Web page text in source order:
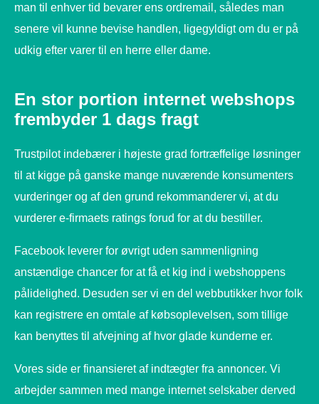
man til enhver tid bevarer ens ordremail, således man
senere vil kunne bevise handlen, ligegyldigt om du er på
udkig efter varer til en herre eller dame.
En stor portion internet webshops
frembyder 1 dags fragt
Trustpilot indebærer i højeste grad fortræffelige løsninger
til at kigge på ganske mange nuværende konsumenters
vurderinger og af den grund rekommanderer vi, at du
vurderer e-firmaets ratings forud for at du bestiller.
Facebook leverer for øvrigt uden sammenligning
anstændige chancer for at få et kig ind i webshoppens
pålidelighed. Desuden ser vi en del webbutikker hvor folk
kan registrere en omtale af købsoplevelsen, som tillige
kan benyttes til afvejning af hvor glade kunderne er.
Vores side er finansieret af indtægter fra annoncer. Vi
arbejder sammen med mange internet selskaber derved